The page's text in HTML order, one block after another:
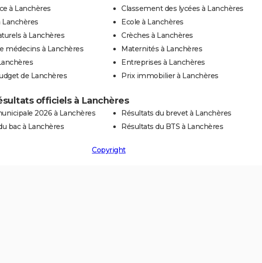
à Lanchères
Lanchères
à Lanchères
médecins à Lanchères
de Lanchères
Classement des lycées à Lanchères
Ecole à Lanchères
Crèches à Lanchères
Maternités à Lanchères
Entreprises à Lanchères
Prix immobilier à Lanchères
officiels à Lanchères
2026 à Lanchères
bac à Lanchères
Résultats du brevet à Lanchères
Résultats du BTS à Lanchères
Copyright